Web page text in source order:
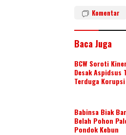
Komentar
Baca Juga
BCW Soroti
Desak Aspidsus
Terduga Korupsi
Babinsa Biak
Belah Pohon
Pondok Kebun